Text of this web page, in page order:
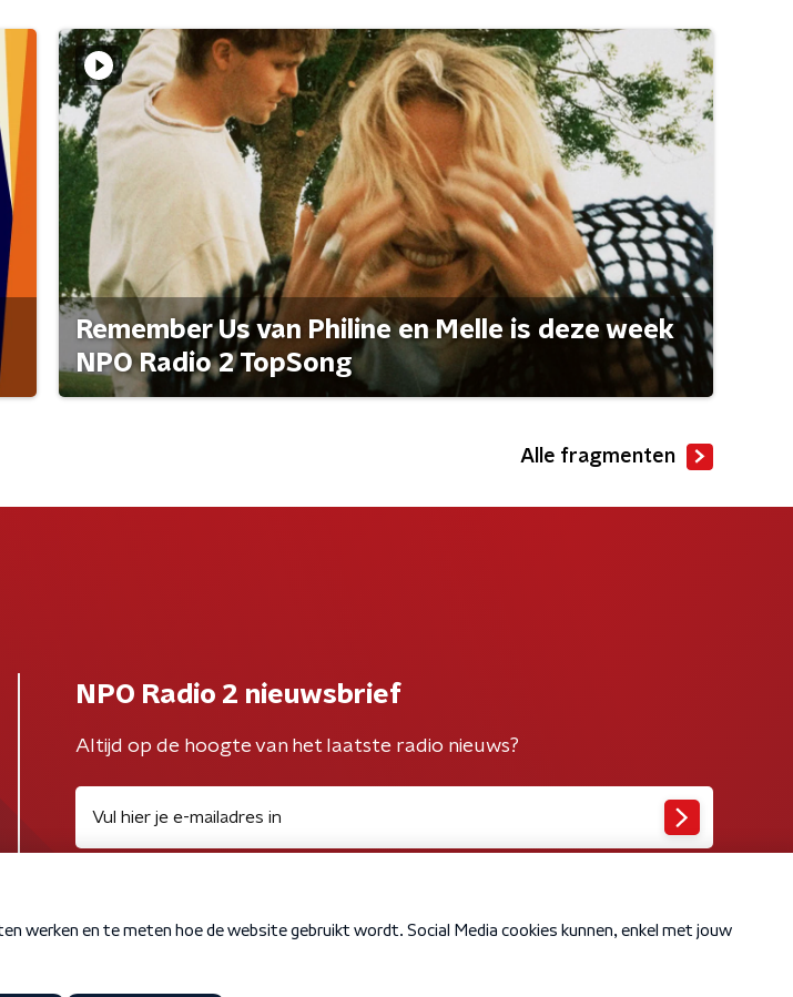
Remember Us van Philine en Melle is deze week
NPO Radio 2 TopSong
Alle fragmenten
NPO Radio 2 nieuwsbrief
Altijd op de hoogte van het laatste radio nieuws?